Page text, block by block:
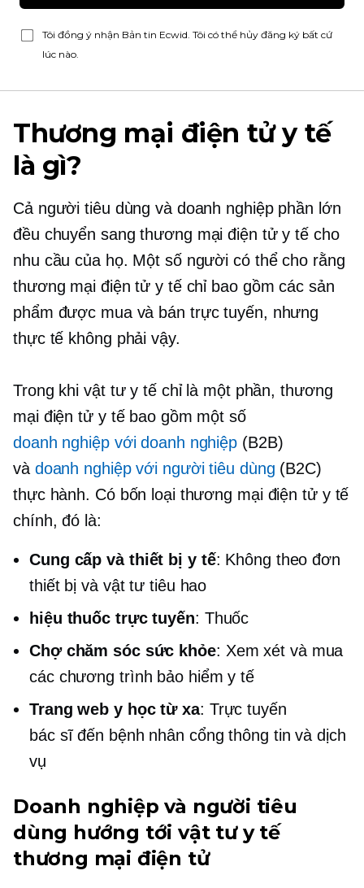
Tôi đồng ý nhận Bản tin Ecwid. Tôi có thể hủy đăng ký bất cứ
lúc nào.
Thương mại điện tử y tế
là gì?
Cả người tiêu dùng và doanh nghiệp phần lớn
đều chuyển sang thương mại điện tử y tế cho
nhu cầu của họ. Một số người có thể cho rằng
thương mại điện tử y tế chỉ bao gồm các sản
phẩm được mua và bán trực tuyến, nhưng
thực tế không phải vậy.
Trong khi vật tư y tế chỉ là một phần, thương
mại điện tử y tế bao gồm một số
doanh nghiệp với doanh nghiệp (B2B)
và doanh nghiệp với người tiêu dùng (B2C)
thực hành. Có bốn loại thương mại điện tử y tế
chính, đó là:
Cung cấp và thiết bị y tế: Không theo đơn
thiết bị và vật tư tiêu hao
hiệu thuốc trực tuyến: Thuốc
Chợ chăm sóc sức khỏe: Xem xét và mua
các chương trình bảo hiểm y tế
Trang web y học từ xa: Trực tuyến
bác sĩ đến bệnh nhân cổng thông tin và dịch
vụ
Doanh nghiệp và người tiêu
dùng hướng tới vật tư y tế
thương mại điện tử